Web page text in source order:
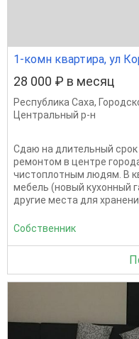
1-комн квартира, ул
28 000 ₽ в месяц
Республика Саха,
Центральный р-н
Сдаю на длительный
ремонтом в центре
чистоплотным людям. В
мебель (новый кухонный
другие места для
Собственник